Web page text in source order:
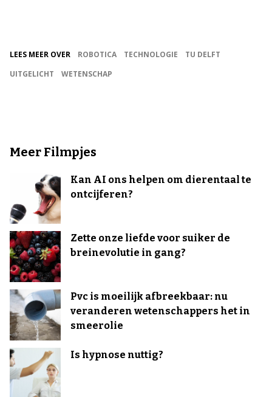
LEES MEER OVER ROBOTICA TECHNOLOGIE
TU DELFT
UITGELICHT
WETENSCHAP
Meer Filmpjes
Kan AI ons helpen om dierentaal te
ontcijferen?
Zette onze liefde voor suiker de
breinevolutie in gang?
Pvc is moeilijk afbreekbaar: nu
veranderen wetenschappers het in
smeerolie
Is hypnose nuttig?